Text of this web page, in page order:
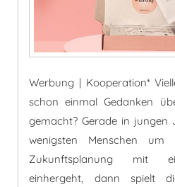
Werbung | Kooperation*
schon einmal Gedanken
gemacht? Gerade in jungen
wenigsten Menschen
Zukunftsplanung mit
einhergeht, dann spielt